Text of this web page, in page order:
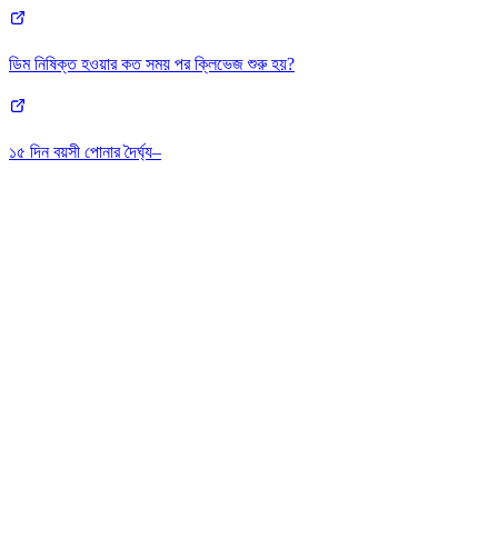
ডিম নিষিক্ত হওয়ার কত সময় পর ক্লিভেজ শুরু হয়?
১৫ দিন বয়সী পোনার দৈর্ঘ্য–